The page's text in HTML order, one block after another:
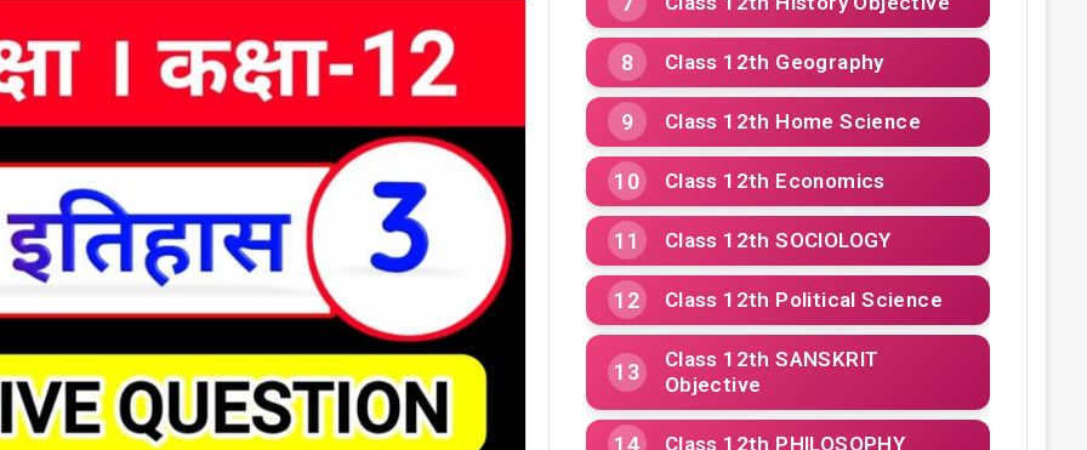
Class 12th Geography
Class 12th Home Science
Class 12th Economics
Class 12th SOCIOLOGY
Class 12th Political Science
Class 12th SANSKRIT
Objective
Class 12th PHILOSOPHY